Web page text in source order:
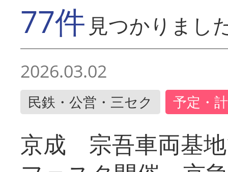
77件 見つかりまし
2026.03.02
民鉄・公営・三セク 予定・
京成 宗吾車両基